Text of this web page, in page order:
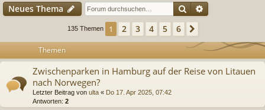
riff
Neues Thema Suche
135 Themen 1 2 3 4 5 6
Themen
Zwischenparken in Hamburg auf der Reise von Litauen
nach Norwegen?
Letzter Beitrag von ulta « Do 17. Apr 2025, 07:42
Antworten: 2